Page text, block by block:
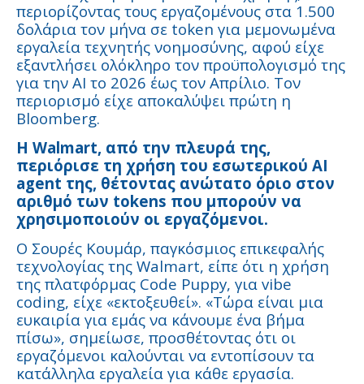
περιορίζοντας τους εργαζομένους στα 1.500
δολάρια τον μήνα σε token για μεμονωμένα
εργαλεία τεχνητής νοημοσύνης, αφού είχε
εξαντλήσει ολόκληρο τον προϋπολογισμό της
για την AI το 2026 έως τον Απρίλιο. Τον
περιορισμό είχε αποκαλύψει πρώτη η
Bloomberg.
Η Walmart, από την πλευρά της,
περιόρισε τη χρήση του εσωτερικού AI
agent της, θέτοντας ανώτατο όριο στον
αριθμό των tokens που μπορούν να
χρησιμοποιούν οι εργαζόμενοι.
Ο Σουρές Κουμάρ, παγκόσμιος επικεφαλής
τεχνολογίας της Walmart, είπε ότι η χρήση
της πλατφόρμας Code Puppy, για vibe
coding, είχε «εκτοξευθεί». «Τώρα είναι μια
ευκαιρία για εμάς να κάνουμε ένα βήμα
πίσω», σημείωσε, προσθέτοντας ότι οι
εργαζόμενοι καλούνται να εντοπίσουν τα
κατάλληλα εργαλεία για κάθε εργασία.